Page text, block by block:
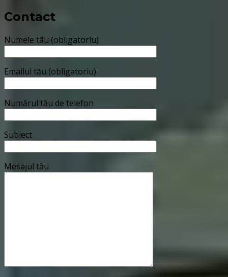
Contact
Numele tău (obligatoriu)
Emailul tău (obligatoriu)
Numărul tău de telefon
Subiect
Mesajul tău